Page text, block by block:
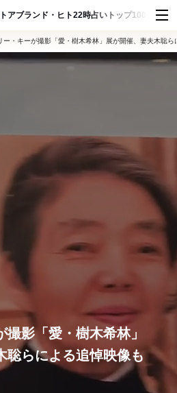
アブランド・ヒト22時占い トップ100 スナッ
ー・キーが撮影「愛・樹木希林」展が開催、妻夫木聡ら
撮影「愛・樹木希林」
聡らによる追悼映像も